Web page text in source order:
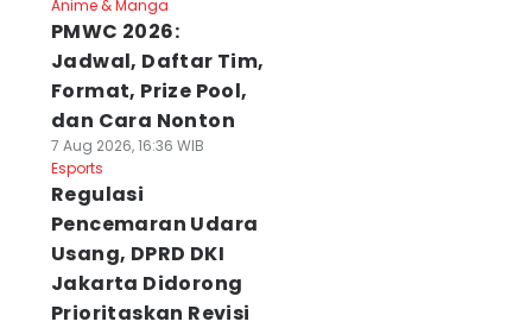
Anime & Manga
PMWC 2026:
Jadwal, Daftar Tim,
Format, Prize Pool,
dan Cara Nonton
7 Aug 2026, 16:36 WIB
Esports
Regulasi
Pencemaran Udara
Usang, DPRD DKI
Jakarta Didorong
Prioritaskan Revisi